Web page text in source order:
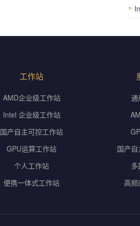
工作站
AMD企业级工作站
Intel 企业级工作站
国产自主可控工作站
GPU运算工作站
个人工作站
便携一体式工作站
通
国产
高频